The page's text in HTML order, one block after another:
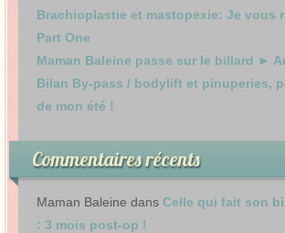
Brachioplastie et mastopexie: Je vous
Part One
Maman Baleine passe sur le billard ►
Bilan By-pass / bodylift et pinuperies,
de mon été !
Commentaires récents
Maman Baleine dans Celle qui fait son
: 3 mois post-op !